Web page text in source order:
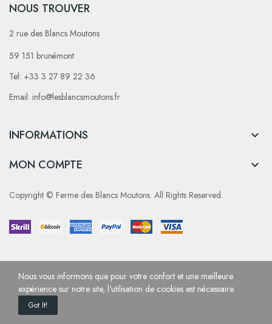
NOUS TROUVER
2 rue des Blancs Moutons
59 151 brunémont
Tel: +33 3 27 89 22 36
Email: info@lesblancsmoutons.fr
INFORMATIONS 
MON COMPTE 
Copyright © Ferme des Blancs Moutons. All Rights Reserved.
Nous vous informons que pour votre confort et une meilleure
expérience sur notre site, l'utilisation de cookies est nécessaire.
Got It!